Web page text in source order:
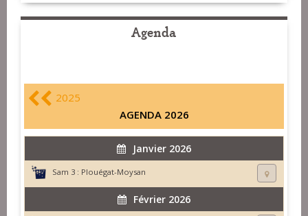
Agenda
2025
AGENDA 2026
Janvier 2026
Sam 3 : Plouégat-Moysan
Février 2026